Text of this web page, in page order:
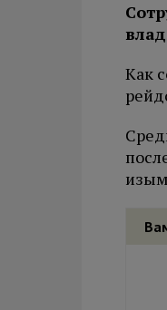
Как